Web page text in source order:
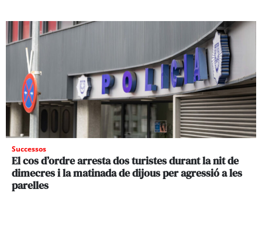
Successos
El cos d’ordre arresta dos turistes durant la nit de
dimecres i la matinada de dijous per agressió a les
parelles